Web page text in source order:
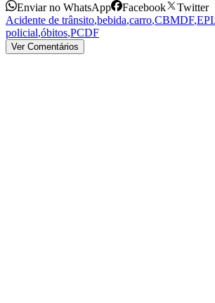
Enviar no WhatsApp Facebook
Twitter
Acidente de trânsito,bebida,carro,CBMDF,
policial,óbitos,PCDF
Ver Comentários